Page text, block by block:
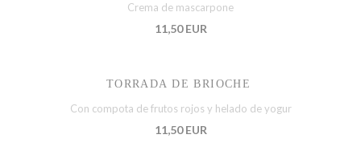
Crema de mascarpone
11,50 EUR
TORRADA DE BRIOCHE
Con compota de frutos rojos y helado de yogur
11,50 EUR